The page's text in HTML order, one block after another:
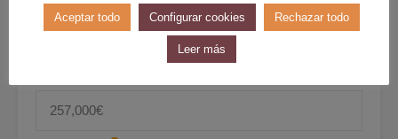
Aceptar todo Configurar cookies Rechazar todo
Leer más